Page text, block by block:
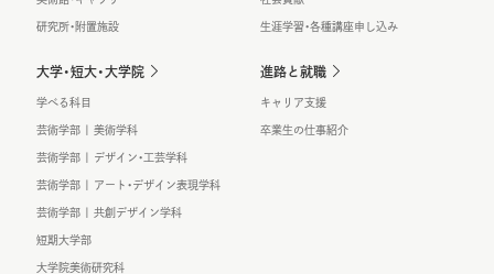
研究所・附置施設 生涯学習・各種講座申し込み
大学・短大・大学院
学べる科目
芸術学部 | 美術学科
芸術学部 | デザイン・工芸学科
芸術学部 | アート・デザイン表現学科
芸術学部 | 共創デザイン学科
短期大学部
大学院美術研究科
進路と就職
キャリア支援
卒業生の仕事紹介